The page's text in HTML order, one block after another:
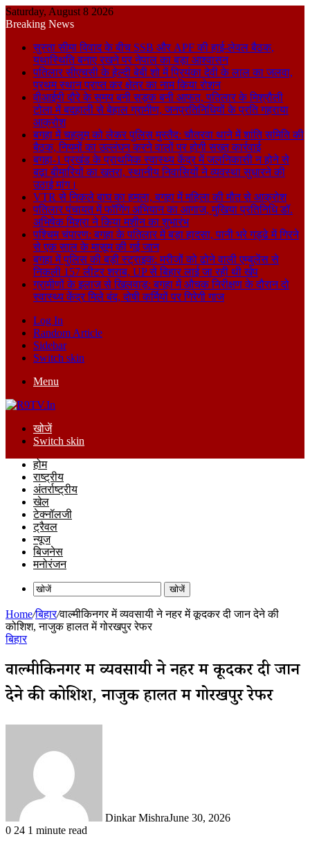
Saturday, August 8 2026
Breaking News
सुस्ता सीमा विवाद के बीच SSB और APF की हाई-लेवल बैठक,
यथास्थिति बनाए रखने पर नेपाल का बड़ा आश्वासन
पतिलार सीएचसी के हेल्दी बेबी शो में प्रियंका देवी के लाल का जलवा,
प्रथम स्थान प्राप्त कर क्षेत्र का नाम किया रोशन
वीआईपी दौरे के समय बनी सड़क बनी आफत, पतिलार के मिश्रौली
टोला में बदहाली से बेहाल ग्रामीण, जनप्रतिनिधियों के प्रति गहराया
आक्रोश
बगहा में चहलूम को लेकर पुलिस मुस्तैद: चौतरवा थाने में शांति समिति की
बैठक, नियमों का उल्लंघन करने वालों पर होगी सख्त कार्रवाई
बगहा-1 प्रखंड के प्राथमिक स्वास्थ्य केंद्र में जलनिकासी न होने से
बढ़ा बीमारियों का खतरा, स्थानीय निवासियों ने व्यवस्था सुधारने की
उठाई मांग।
VTR से निकले बाघ का हमला, बगहा में महिला की मौत से आक्रोश
पतिलार पंचायत में फॉगिंग अभियान का आगाज, मुखिया प्रतिनिधि डॉ.
अभिषेक मिश्रा ने किया मशीन का शुभारंभ
पश्चिम चंपारण: बगहा के पतिलार में बड़ा हादसा, पानी भरे गड्ढे में गिरने
से एक साल के मासूम की गई जान
बगहा में पुलिस की बड़ी स्ट्राइक: मरीजों को ढोने वाली एम्बुलेंस से
निकली 157 लीटर शराब, UP से बिहार लाई जा रही थी खेप
ग्रामीणों के इलाज से खिलवाड़: बगहा में औचक निरीक्षण के दौरान दो
स्वास्थ्य केंद्र मिले बंद, दोषी कर्मियों पर गिरेगी गाज
Log In
Random Article
Sidebar
Switch skin
Menu
खोजें
Switch skin
होम
राष्ट्रीय
अंतर्राष्ट्रीय
खेल
टेक्नॉलजी
ट्रैवल
न्यूज
बिजनेस
मनोरंजन
खोजें
Home/बिहार/वाल्मीकिनगर में व्यवसायी ने नहर में कूदकर दी जान देने की
कोशिश, नाजुक हालत में गोरखपुर रेफर
बिहार
वाल्मीकिनगर में व्यवसायी ने नहर में कूदकर दी जान
देने की कोशिश, नाजुक हालत में गोरखपुर रेफर
Dinkar MishraJune 30, 2026
0 24 1 minute read